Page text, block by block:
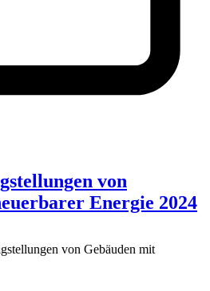
von
Energie 2024
von Gebäuden mit